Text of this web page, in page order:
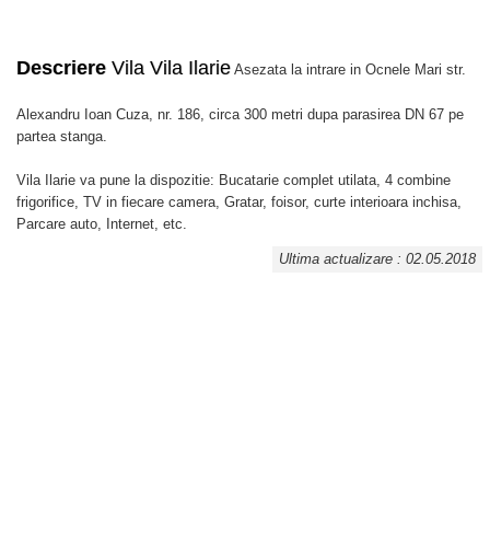
Descriere Vila Vila Ilarie Asezata la intrare in Ocnele Mari str.
Alexandru Ioan Cuza, nr. 186, circa 300 metri dupa parasirea DN 67 pe
partea stanga.
Vila Ilarie va pune la dispozitie: Bucatarie complet utilata, 4 combine
frigorifice, TV in fiecare camera, Gratar, foisor, curte interioara inchisa,
Parcare auto, Internet, etc.
Ultima actualizare : 02.05.2018